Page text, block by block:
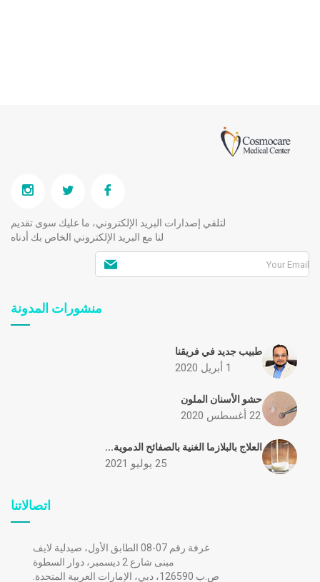
لتلقي إصدارات البريد الإلكتروني، ما عليك سوى تقديم
لنا مع البريد الإلكتروني الخاص بك أدناه
منشورات المدونة
طبيب جديد في فريقنا
1 أبريل 2020
حشو الأسنان الملون
22 أغسطس 2020
العلاج بالبلازما الغنية بالصفائح الدموية...
25 يوليو 2021
اتصالاتنا
غرفة رقم 07-08 الطابق الأول، صيدلية لايف
مبنى شارع 2 ديسمبر، دوار السطوة
ص.ب 126590، دبي، الإمارات العربية المتحدة.